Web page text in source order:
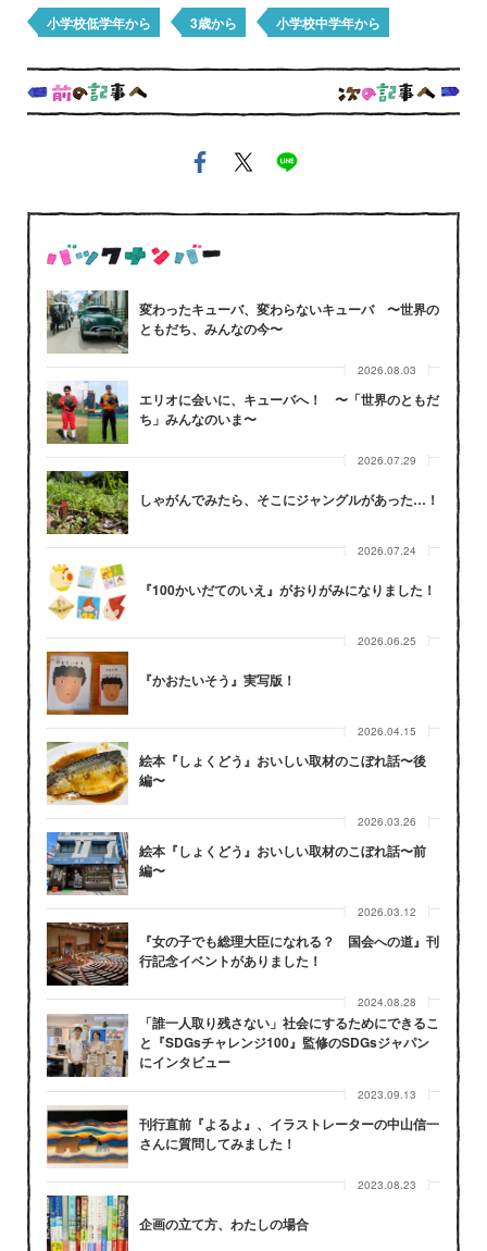
小学校低学年から 3歳から 小学校中学年から
変わったキューバ、変わらないキューバ 〜世界の
ともだち、みんなの今〜
2026.08.03
エリオに会いに、キューバへ！ 〜「世界のともだ
ち」みんなのいま〜
2026.07.29
しゃがんでみたら、そこにジャングルがあった…！
2026.07.24
『100かいだてのいえ』がおりがみになりました！
2026.06.25
『かおたいそう』実写版！
2026.04.15
絵本『しょくどう』おいしい取材のこぼれ話〜後
編〜
2026.03.26
絵本『しょくどう』おいしい取材のこぼれ話〜前
編〜
2026.03.12
『女の子でも総理大臣になれる？ 国会への道』刊
行記念イベントがありました！
2024.08.28
「誰一人取り残さない」社会にするためにできるこ
と『SDGsチャレンジ100』監修のSDGsジャパン
にインタビュー
2023.09.13
刊行直前『よるよ』、イラストレーターの中山信一
さんに質問してみました！
2023.08.23
企画の立て方、わたしの場合